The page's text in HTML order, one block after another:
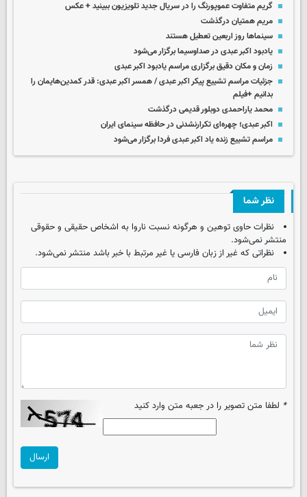
گریم متفاوت عموپورنگ را در سریال جدید تلویزیون ببینید + عکس
مریم همتیان درگذشت
سینماها روز اربعین تعطیل هستند
یادبود اکبر عبدی در صداوسیما برگزار می‌شود
زمان و مکان دقیق برگزاری مراسم یادبود اکبر عبدی
جزئیات مراسم تشییع پیکر اکبر عبدی / همسر اکبر عبدی: قدر کمدین‌هایمان را
بدانیم +فیلم
محمد یاراحمدی دوبلور قدیمی درگذشت
اکبر عبدی؛ چهره‌ای تکرارنشدنی در حافظه سینمای ایران
مراسم تشییع زنده یاد اکبر عبدی فردا برگزار می‌شود
نظر شما
نظرات حاوی توهین و هرگونه نسبت ناروا به اشخاص حقیقی و حقوقی
منتشر نمی‌شود.
نظراتی که غیر از زبان فارسی یا غیر مرتبط با خبر باشد منتشر نمی‌شود.
* لطفا متن تصویر را در جعبه متن وارد کنید
ارسال